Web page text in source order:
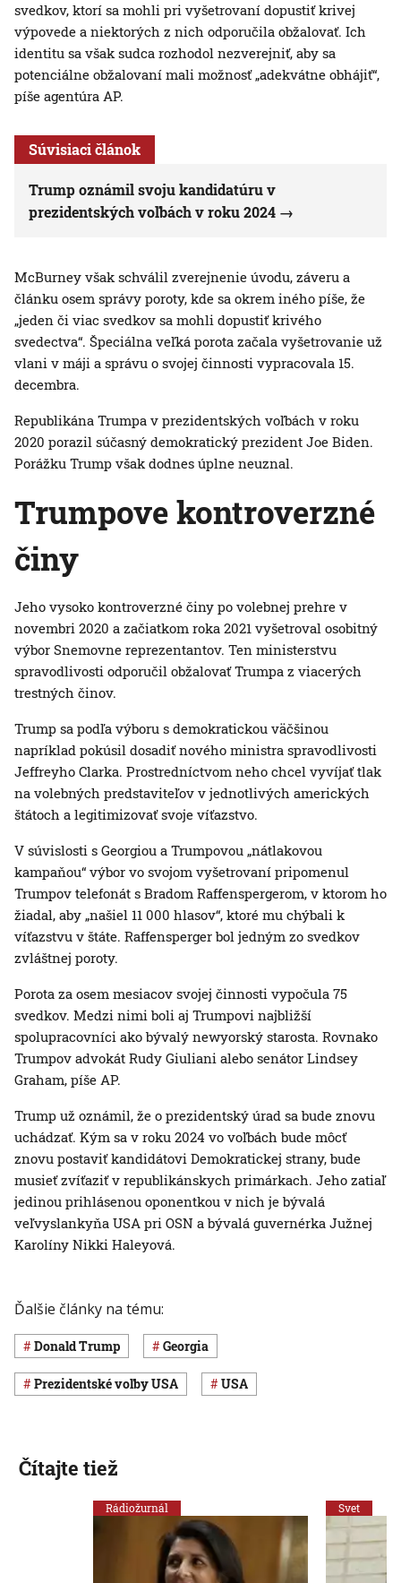
svedkov, ktorí sa mohli pri vyšetrovaní dopustiť krivej
výpovede a niektorých z nich odporučila obžalovať. Ich
identitu sa však sudca rozhodol nezverejniť, aby sa
potenciálne obžalovaní mali možnosť „adekvátne obhájiť“,
píše agentúra AP.
Súvisiaci článok
Trump oznámil svoju kandidatúru v
prezidentských voľbách v roku 2024
McBurney však schválil zverejnenie úvodu, záveru a
článku osem správy poroty, kde sa okrem iného píše, že
„jeden či viac svedkov sa mohli dopustiť krivého
svedectva“. Špeciálna veľká porota začala vyšetrovanie už
vlani v máji a správu o svojej činnosti vypracovala 15.
decembra.
Republikána Trumpa v prezidentských voľbách v roku
2020 porazil súčasný demokratický prezident Joe Biden.
Porážku Trump však dodnes úplne neuznal.
Trumpove kontroverzné
činy
Jeho vysoko kontroverzné činy po volebnej prehre v
novembri 2020 a začiatkom roka 2021 vyšetroval osobitný
výbor Snemovne reprezentantov. Ten ministerstvu
spravodlivosti odporučil obžalovať Trumpa z viacerých
trestných činov.
Trump sa podľa výboru s demokratickou väčšinou
napríklad pokúsil dosadiť nového ministra spravodlivosti
Jeffreyho Clarka. Prostredníctvom neho chcel vyvíjať tlak
na volebných predstaviteľov v jednotlivých amerických
štátoch a legitimizovať svoje víťazstvo.
V súvislosti s Georgiou a Trumpovou „nátlakovou
kampaňou“ výbor vo svojom vyšetrovaní pripomenul
Trumpov telefonát s Bradom Raffenspergerom, v ktorom ho
žiadal, aby „našiel 11 000 hlasov“, ktoré mu chýbali k
víťazstvu v štáte. Raffensperger bol jedným zo svedkov
zvláštnej poroty.
Porota za osem mesiacov svojej činnosti vypočula 75
svedkov. Medzi nimi boli aj Trumpovi najbližší
spolupracovníci ako bývalý newyorský starosta. Rovnako
Trumpov advokát Rudy Giuliani alebo senátor Lindsey
Graham, píše AP.
Trump už oznámil, že o prezidentský úrad sa bude znovu
uchádzať. Kým sa v roku 2024 vo voľbách bude môcť
znovu postaviť kandidátovi Demokratickej strany, bude
musieť zvíťaziť v republikánskych primárkach. Jeho zatiaľ
jedinou prihlásenou oponentkou v nich je bývalá
veľvyslankyňa USA pri OSN a bývalá guvernérka Južnej
Karolíny Nikki Haleyová.
Ďalšie články na tému:
Donald Trump Georgia
prezidentské voľby USA USA
Čítajte tiež
Rádiožurnál Svet